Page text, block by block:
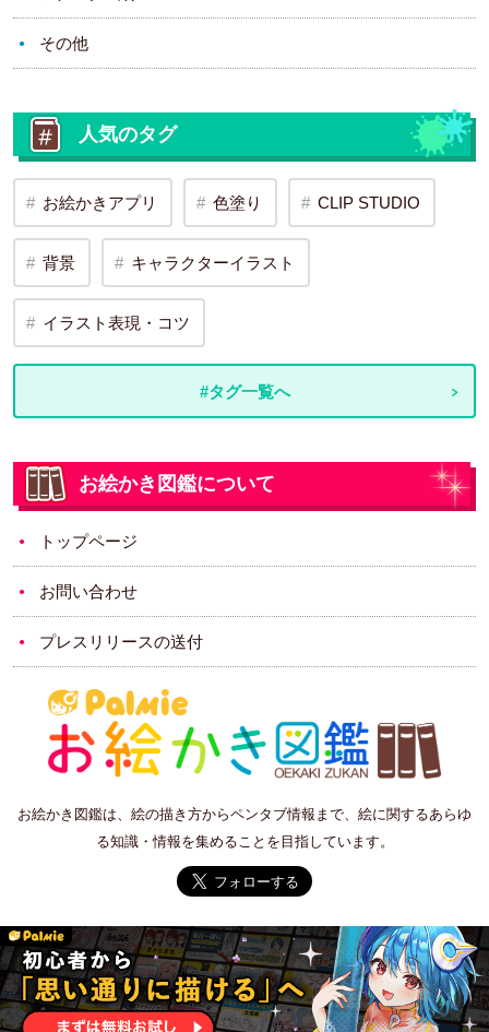
その他
人気のタグ
お絵かきアプリ 色塗り CLIP STUDIO
背景 キャラクターイラスト
イラスト表現・コツ
#タグ一覧へ
お絵かき図鑑について
トップページ
お問い合わせ
プレスリリースの送付
お絵かき図鑑は、絵の描き方からペンタブ情報まで、絵に関するあらゆ
る知識・情報を集めることを目指しています。